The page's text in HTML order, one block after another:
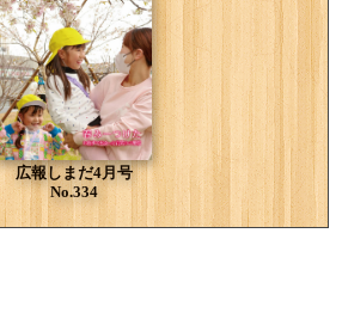
広報しまだ4月号
No.334